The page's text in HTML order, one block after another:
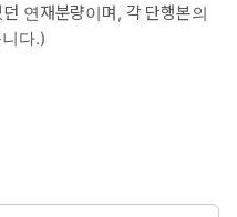
연재분량이며, 각 단행본의
다.)